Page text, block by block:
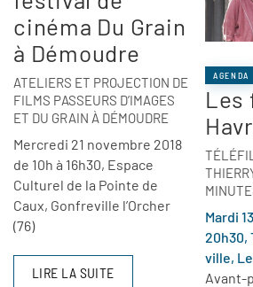
cinéma Du Grain
à Démoudre
ATELIERS ET PROJECTION DE
FILMS PASSEURS D’IMAGES
ET DU GRAIN À DÉMOUDRE
Mercredi 21 novembre 2018
de 10h à 16h30, Espace
Culturel de la Pointe de
Caux, Gonfreville l’Orcher
(76)
LIRE LA SUITE
AGENDA
Les
Mardi
20h30,
ville,
Avant-